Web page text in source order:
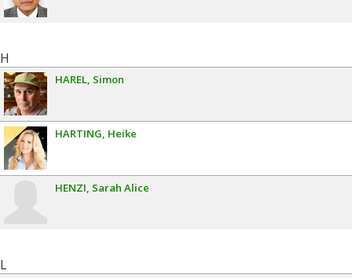
H
HAREL Simon
HARTING Heike
HENZI Sarah Alice
L